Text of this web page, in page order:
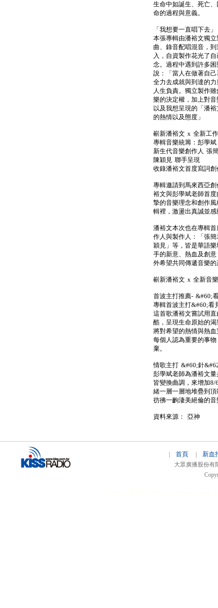
生命中如誕生、死亡
命的過程與意義。
「我想要一直唱下去
本張專輯由潘裕文獨
曲、錄音配唱混音，
入，自資製作花光了
念。過程中遇到許多
說：「當人在做著自
全力去成就與到達的
人生負責。獨立製作
樂的決定權，加上對
以及我想呈現的「潘
的熱情以及態度」
嶄新潘裕文 x 全新工
專輯音樂統籌：彭學
新生代音樂創作人 張
陳穎見 聯手呈現
收錄潘裕文首度寫詞創
專輯邀請到馬來西亞
裕文與彭學斌老師首
摯的音樂理念和創作
輯裡，激盪出真誠並
潘裕文本次也在專輯
作人與製作人：「張
穎見」等，皆是華語
手的新意、熱血及創
外希望共同傳遞音樂
嶄新潘裕文 x 全新音
首波主打推薦- &#60;
專輯首波主打&#60;看
這首歌潘裕文嘗試用
酷，呈現生命原始的
將對希望的熱情與熱
每個人認為重要的事
棄。
情歌主打 &#60;針
彭學斌老師為潘裕文
皆變換曲調，來增加
緒一層一層地堆疊到
彷彿一齣淒美絕倫的
資料來源： 亞神
首頁 新血
大眾廣播股份有